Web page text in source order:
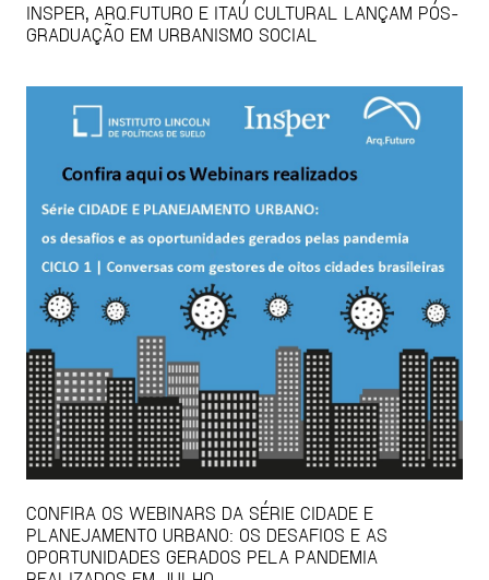
INSPER, ARQ.FUTURO E ITAÚ CULTURAL LANÇAM PÓS-
GRADUAÇÃO EM URBANISMO SOCIAL
CONFIRA OS WEBINARS DA SÉRIE CIDADE E
PLANEJAMENTO URBANO: OS DESAFIOS E AS
OPORTUNIDADES GERADOS PELA PANDEMIA